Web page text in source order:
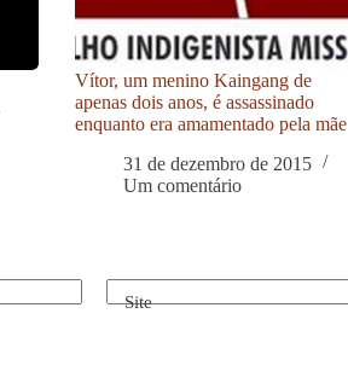
Vítor, um menino Kaingang de
apenas dois anos, é assassinado
enquanto era amamentado pela mãe
31 de dezembro de 2015
Um comentário
Site